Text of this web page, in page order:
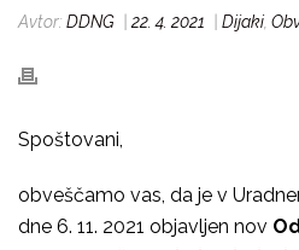
Avtor: DDNG |22. 4. 2021 Dijaki,
Spoštovani,
obveščamo vas, da je v
dne 6. 11. 2021 objavljen nov